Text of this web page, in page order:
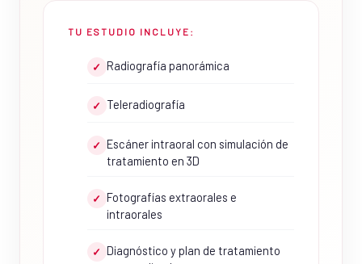
TU ESTUDIO INCLUYE:
✓ Radiografía panorámica
✓ Teleradiografía
✓ Escáner intraoral con simulación de
tratamiento en 3D
✓ Fotografías extraorales e
intraorales
✓ Diagnóstico y plan de tratamiento